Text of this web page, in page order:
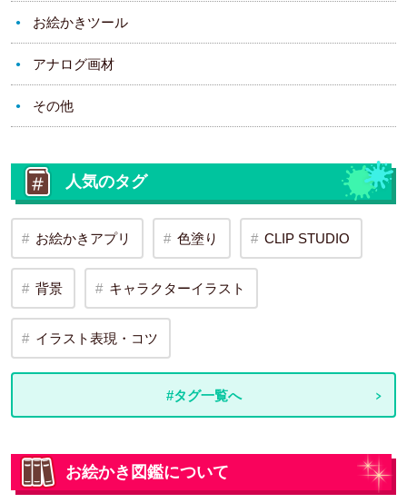
お絵かきツール
アナログ画材
その他
人気のタグ
お絵かきアプリ 色塗り CLIP STUDIO
背景 キャラクターイラスト
イラスト表現・コツ
#タグ一覧へ
お絵かき図鑑について